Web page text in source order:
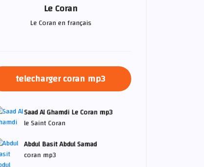
Le Coran
Le Coran en français
telecharger coran mp3
Saad Al Ghamdi Le Coran mp3
le Saint Coran
Abdul Basit Abdul Samad
coran mp3